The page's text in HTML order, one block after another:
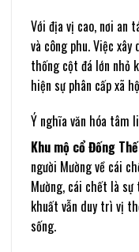
Với địa vị cao, nơi an
và công phu. Việc
thống cột đá lớn nhỏ
hiện sự phân cấp xã
Ý nghĩa văn hóa tâm
Khu mộ cổ Đống
người Mường về cái
Mường, cái chết là
khuất vẫn duy trì vị
sống.